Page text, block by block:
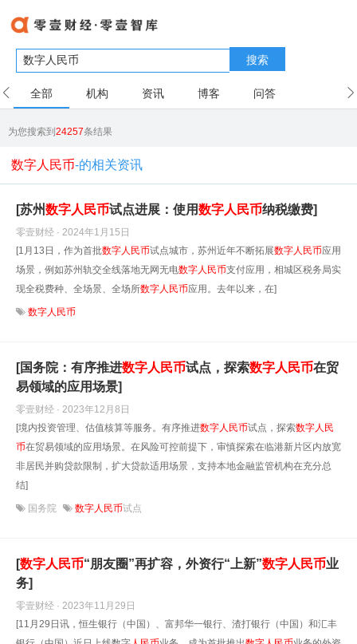
搜索
全部 机构 资讯 博客 问答
为您搜索到24257条结果
数字人民币-的相关资讯
[苏州数字人民币试点进展：使用数字人民币纳税缴费]
零壹财经 · 2024年1月15日
[1月13日，作为首批数字人民币试点城市，苏州近年不断拓展数字人民币应用
场景，例如苏州轨交全线落地无网无电数字人民币支付应用，相城区税务局实
现全税费种、全场景、全场所数字人民币应用。去年以来，在]
数字人民币
[国务院：有序推进数字人民币试点，探索数字人民币在贸
易领域的应用场景]
零壹财经 · 2023年12月8日
[境内投资管理、估值核算等服务。有序推进数字人民币试点，探索数字人民
币在贸易领域的应用场景。在风险可控前提下，审慎探索在临港新片区内放宽
非居民并购贷款限制，扩大贷款适用场景，支持本地金融监管机构在充分总
结]
国务院 数字人民币试点
[数字人民币“朋友圈”再扩容，外资行“上新”数字人民币业
务]
零壹财经 · 2023年11月29日
[11月29日讯，恒生银行（中国）、富邦华一银行、渣打银行（中国）和汇丰